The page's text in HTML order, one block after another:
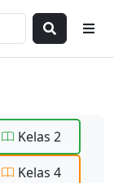
Kelas 2
Kelas 4